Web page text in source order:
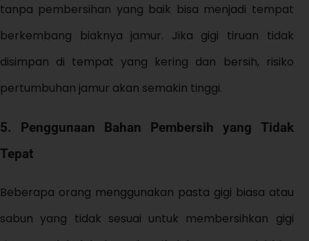
tanpa pembersihan yang baik bisa menjadi tempat
berkembang biaknya jamur. Jika gigi tiruan tidak
disimpan di tempat yang kering dan bersih, risiko
pertumbuhan jamur akan semakin tinggi.
5. Penggunaan Bahan Pembersih yang Tidak
Tepat
Beberapa orang menggunakan pasta gigi biasa atau
sabun yang tidak sesuai untuk membersihkan gigi